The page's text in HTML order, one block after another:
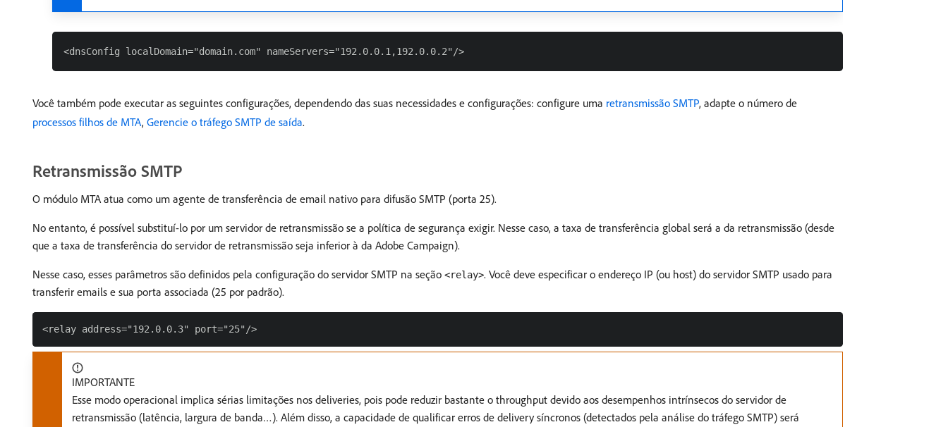
Você também pode executar as seguintes configurações, dependendo das suas necessidades e configurações: configure uma retransmissão SMTP, adapte o número de
processos filhos de MTA, Gerencie o tráfego SMTP de saída.
Retransmissão SMTP
O módulo MTA atua como um agente de transferência de email nativo para difusão SMTP (porta 25).
No entanto, é possível substituí-lo por um servidor de retransmissão se a política de segurança exigir. Nesse caso, a taxa de transferência global será a da retransmissão (desde
que a taxa de transferência do servidor de retransmissão seja inferior à da Adobe Campaign).
Nesse caso, esses parâmetros são definidos pela configuração do servidor SMTP na seção <relay>. Você deve especificar o endereço IP (ou host) do servidor SMTP usado para
transferir emails e sua porta associada (25 por padrão).
IMPORTANTE
Esse modo operacional implica sérias limitações nos deliveries, pois pode reduzir bastante o throughput devido aos desempenhos intrínsecos do servidor de
retransmissão (latência, largura de banda…). Além disso, a capacidade de qualificar erros de delivery síncronos (detectados pela análise do tráfego SMTP) será